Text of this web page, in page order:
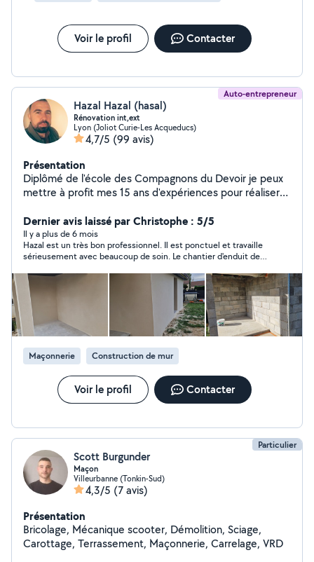
Voir le profil Contacter
Auto-entrepreneur
Hazal Hazal (hasal)
Rénovation int,ext
Lyon (Joliot Curie-Les Acqueducs)
4,7/5 (99 avis)
Présentation
Diplômé de l'école des Compagnons du Devoir je peux
mettre à profit mes 15 ans d'expériences pour réaliser
intérieure et extérieure. N'hésitez pas à me contacter
pour toute vos renovations email ou mon tel
Dernier avis laissé par Christophe : 5/5
Il y a plus de 6 mois
Hazal est un très bon professionnel. Il est ponctuel et travaille
sérieusement avec beaucoup de soin. Le chantier d'enduit de
Maçonnerie Construction de mur
Voir le profil Contacter
Particulier
Scott Burgunder
Maçon
Villeurbanne (Tonkin-Sud)
4,3/5 (7 avis)
Présentation
Bricolage, Mécanique scooter, Démolition, Sciage,
Carottage, Terrassement, Maçonnerie, Carrelage, VRD